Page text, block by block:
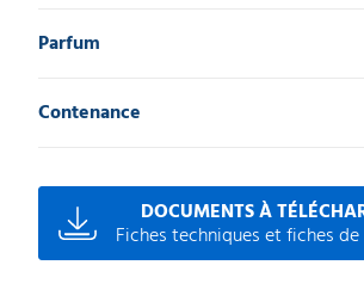
Parfum
Contenance
DOCUMENTS À
Fiches techniques et fiches